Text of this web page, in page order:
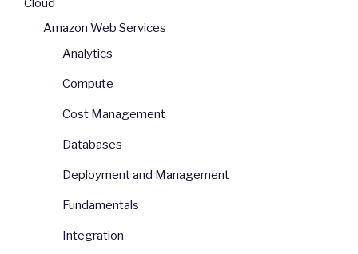
Cloud
Amazon Web Services
Analytics
Compute
Cost Management
Databases
Deployment and Management
Fundamentals
Integration